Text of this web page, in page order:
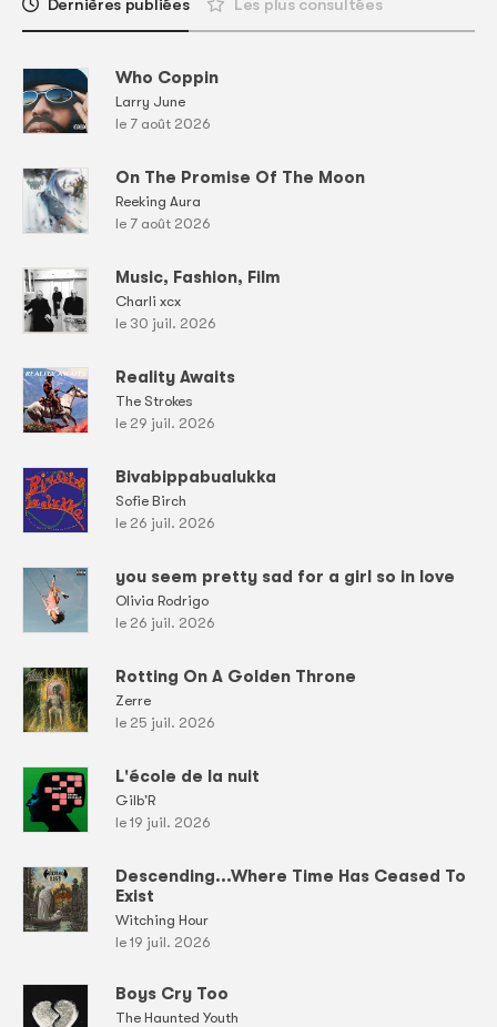
Dernières publiées Les plus consultées
Who Coppin
Larry June
le 7 août 2026
On The Promise Of The Moon
Reeking Aura
le 7 août 2026
Music, Fashion, Film
Charli xcx
le 30 juil. 2026
Reality Awaits
The Strokes
le 29 juil. 2026
Bivabippabualukka
Sofie Birch
le 26 juil. 2026
you seem pretty sad for a girl so in love
Olivia Rodrigo
le 26 juil. 2026
Rotting On A Golden Throne
Zerre
le 25 juil. 2026
L'école de la nuit
Gilb'R
le 19 juil. 2026
Descending...Where Time Has Ceased To
Exist
Witching Hour
le 19 juil. 2026
Boys Cry Too
The Haunted Youth